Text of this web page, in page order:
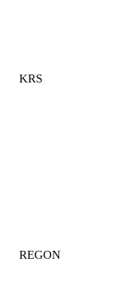
KRS
REGON